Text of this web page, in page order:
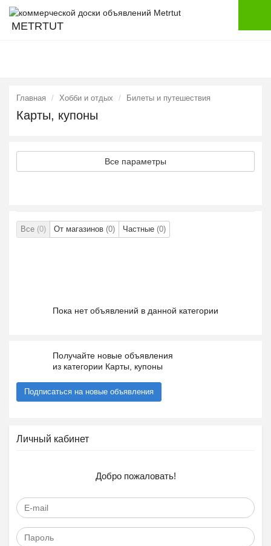
METRTUT
Главная Хобби и отдых Билеты и путешествия
Карты, купоны
Все параметры
Все (0) От магазинов (0) Частные (0)
Пока нет объявлений в данной категории
Получайте новые объявления
из категории Карты, купоны
Подписаться на новые объявления
Личный кабинет
Добро пожаловать!